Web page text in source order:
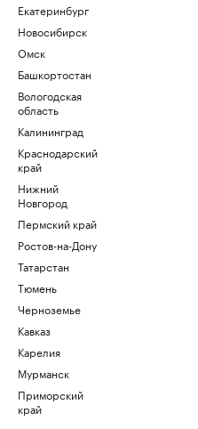
Екатеринбург
Новосибирск
Омск
Башкортостан
Вологодская
область
Калининград
Краснодарский
край
Нижний
Новгород
Пермский край
Ростов-на-Дону
Татарстан
Тюмень
Черноземье
Кавказ
Карелия
Мурманск
Приморский
край